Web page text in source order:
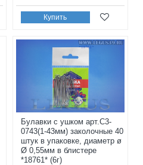
Купить
Булавки с ушком арт.С3-
0743(1-43мм) заколочные 40
штук в упаковке, диаметр ø
Ø 0,55мм в блистере
*18761* (6г)